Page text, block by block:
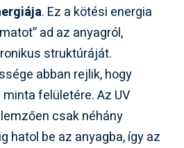
. Ez a kötési energia
ad az anyagról,
struktúráját.
abban rejlik, hogy
felületére. Az UV
csak néhány
hatol be az anyagba, így az